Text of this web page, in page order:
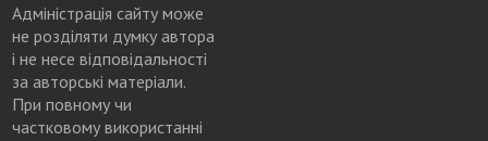
Адміністрація сайту може
не розділяти думку автора
і не несе відповідальності
за авторські матеріали.
При повному чи
частковому використанні